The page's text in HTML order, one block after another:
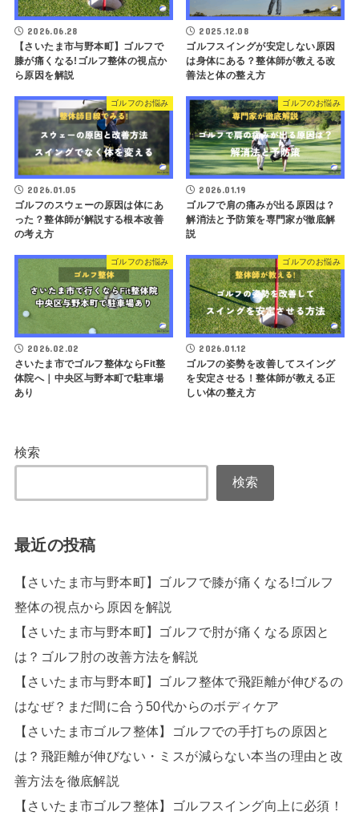
2026.06.28
【さいたま市与野本町】ゴルフで
膝が痛くなる!ゴルフ整体の視点か
ら原因を解説
2025.12.08
ゴルフスイングが安定しない原因
は身体にある？整体師が教える改
善法と体の整え方
ゴルフのお悩み
2026.01.05
ゴルフのスウェーの原因は体にあ
った？整体師が解説する根本改善
の考え方
ゴルフのお悩み
2026.01.19
ゴルフで肩の痛みが出る原因は？
解消法と予防策を専門家が徹底解
説
ゴルフのお悩み
2026.02.02
さいたま市でゴルフ整体ならFit整
体院へ｜中央区与野本町で駐車場
あり
ゴルフのお悩み
2026.01.12
ゴルフの姿勢を改善してスイング
を安定させる！整体師が教える正
しい体の整え方
検索
検索
最近の投稿
【さいたま市与野本町】ゴルフで膝が痛くなる!ゴルフ
整体の視点から原因を解説
【さいたま市与野本町】ゴルフで肘が痛くなる原因と
は？ゴルフ肘の改善方法を解説
【さいたま市与野本町】ゴルフ整体で飛距離が伸びるの
はなぜ？まだ間に合う50代からのボディケア
【さいたま市ゴルフ整体】ゴルフでの手打ちの原因と
は？飛距離が伸びない・ミスが減らない本当の理由と改
善方法を徹底解説
【さいたま市ゴルフ整体】ゴルフスイング向上に必須！